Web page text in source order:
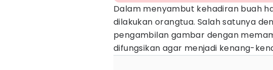
Dalam menyambut kehadiran buah
dilakukan orangtua. Salah satunya
pengambilan gambar dengan
difungsikan agar menjadi kenang-